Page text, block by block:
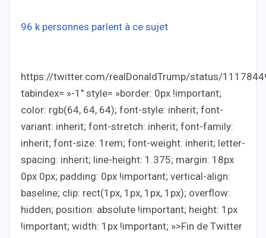
96 k personnes parlent à ce sujet
https://twitter.com/realDonaldTrump/status/
tabindex= »-1″ style= »border: 0px !important;
color: rgb(64, 64, 64); font-style: inherit; font-
variant: inherit; font-stretch: inherit; font-family:
inherit; font-size: 1rem; font-weight: inherit; letter-
spacing: inherit; line-height: 1.375; margin: 18px
0px 0px; padding: 0px !important; vertical-align:
baseline; clip: rect(1px, 1px, 1px, 1px); overflow:
hidden; position: absolute !important; height: 1px
!important; width: 1px !important; »>Fin de Twitter